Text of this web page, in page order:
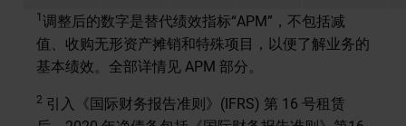
1 调整后的数字是替代绩效指标“APM”，不包括减
值、收购无形资产摊销和特殊项目，以便了解业务的
基本绩效。全部详情见 APM 部分。
2 引入《国际财务报告准则》(IFRS) 第 16 号租赁